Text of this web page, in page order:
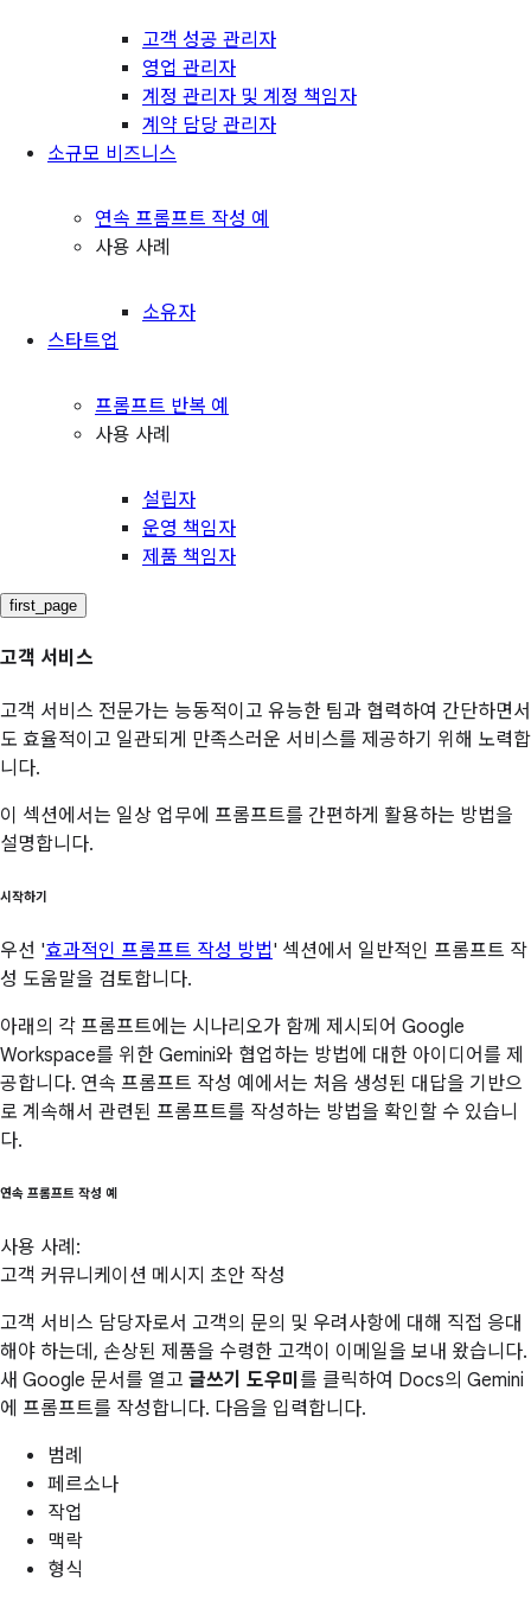
고객 성공 관리자
영업 관리자
계정 관리자 및 계정 책임자
계약 담당 관리자
소규모 비즈니스
연속 프롬프트 작성 예
사용 사례
소유자
스타트업
프롬프트 반복 예
사용 사례
설립자
운영 책임자
제품 책임자
first_page
고객 서비스
고객 서비스 전문가는 능동적이고 유능한 팀과 협력하여 간단하면서
도 효율적이고 일관되게 만족스러운 서비스를 제공하기 위해 노력합
니다.
이 섹션에서는 일상 업무에 프롬프트를 간편하게 활용하는 방법을
설명합니다.
시작하기
우선 '효과적인 프롬프트 작성 방법' 섹션에서 일반적인 프롬프트 작
성 도움말을 검토합니다.
아래의 각 프롬프트에는 시나리오가 함께 제시되어 Google
Workspace를 위한 Gemini와 협업하는 방법에 대한 아이디어를 제
공합니다. 연속 프롬프트 작성 예에서는 처음 생성된 대답을 기반으
로 계속해서 관련된 프롬프트를 작성하는 방법을 확인할 수 있습니
다.
연속 프롬프트 작성 예
사용 사례:
고객 커뮤니케이션 메시지 초안 작성
고객 서비스 담당자로서 고객의 문의 및 우려사항에 대해 직접 응대
해야 하는데, 손상된 제품을 수령한 고객이 이메일을 보내 왔습니다.
새 Google 문서를 열고 글쓰기 도우미 를 클릭하여 Docs의 Gemini
에 프롬프트를 작성합니다. 다음을 입력합니다.
범례
페르소나
작업
맥락
형식